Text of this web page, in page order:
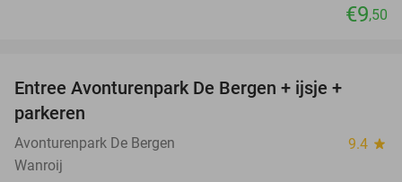
€9,50
Entree Avonturenpark De Bergen + ijsje +
parkeren
Avonturenpark De Bergen 9.4 star
Wanroij